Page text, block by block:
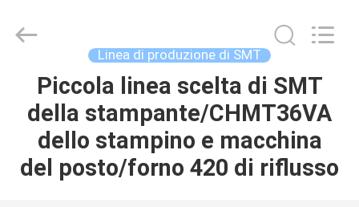
CASA
PRODOTTI
VIDEO
CHARMHIGH
Linea di produzione di SMT
Piccola linea scelta di SMT
della stampante/CHMT36VA
dello stampino e macchina
del posto/forno 420 di riflusso